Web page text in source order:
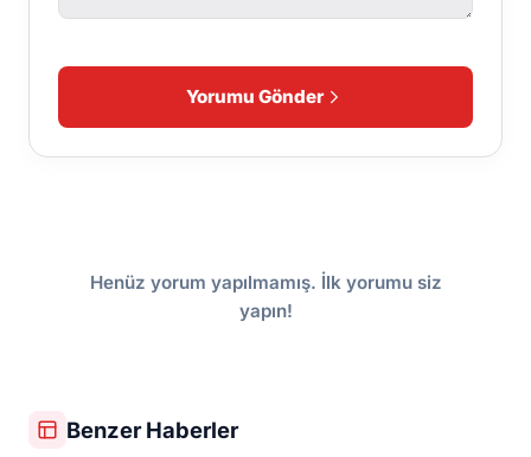
Yorumu Gönder
Henüz yorum yapılmamış. İlk yorumu siz
yapın!
Benzer Haberler